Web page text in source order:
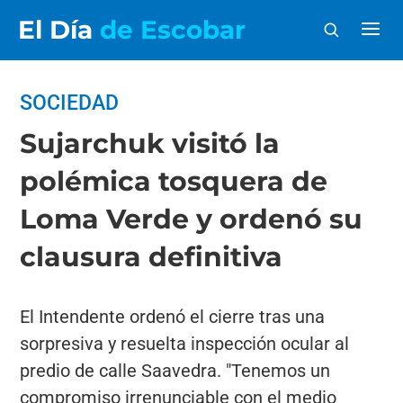
El Día de Escobar
SOCIEDAD
Sujarchuk visitó la
polémica tosquera de
Loma Verde y ordenó su
clausura definitiva
El Intendente ordenó el cierre tras una
sorpresiva y resuelta inspección ocular al
predio de calle Saavedra. "Tenemos un
compromiso irrenunciable con el medio